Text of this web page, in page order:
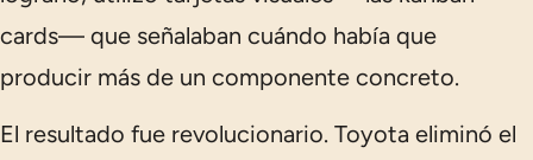
cards— que señalaban cuándo había que
producir más de un componente concreto.
El resultado fue revolucionario. Toyota eliminó el